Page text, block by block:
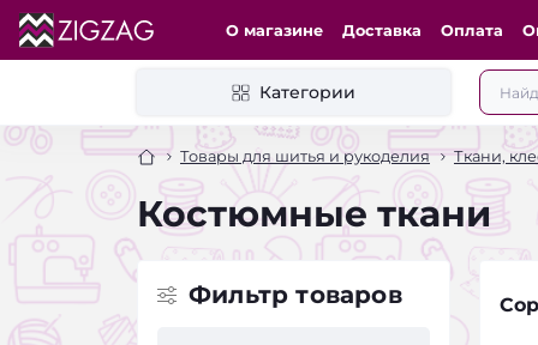
О магазине Доставка Оплата
Категории
Товары для шитья и рукоделия Ткани,
Костюмные ткани
Фильтр товаров